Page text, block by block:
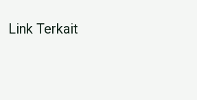
Link Terkait